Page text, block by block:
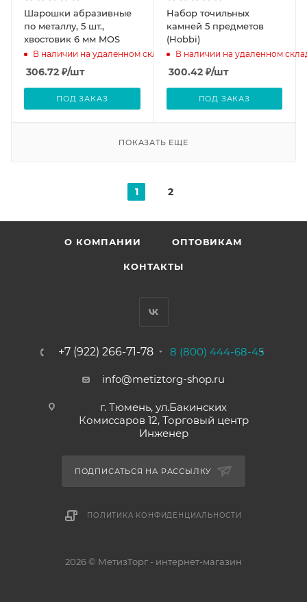
Шарошки абразивные
по металлу, 5 шт.,
хвостовик 6 мм MOS
В наличии на удаленном складе
306.72 ₽/шт
ПОД ЗАКАЗ
Набор точильных
камней 5 предметов
(Hobbi)
В наличии на удаленном
300.42₽/шт
ПОД ЗАКАЗ
ПОКАЗАТЬ ЕЩЕ
1 2
О КОМПАНИИ ОПТОВИКАМ
КОНТАКТЫ
+7 (922) 266-71-78 8 (800) 444-68-45
info@metiztorg-shop.ru
г. Тюмень, ул.Бакинских
Комиссаров 12, Торговый центр
Инженер
ПОДПИСАТЬСЯ НА РАССЫЛКУ
ПОЛИТИКА КОНФИДЕНЦИАЛЬНОСТИ
2026 © МетизТорг - интернет-магазин